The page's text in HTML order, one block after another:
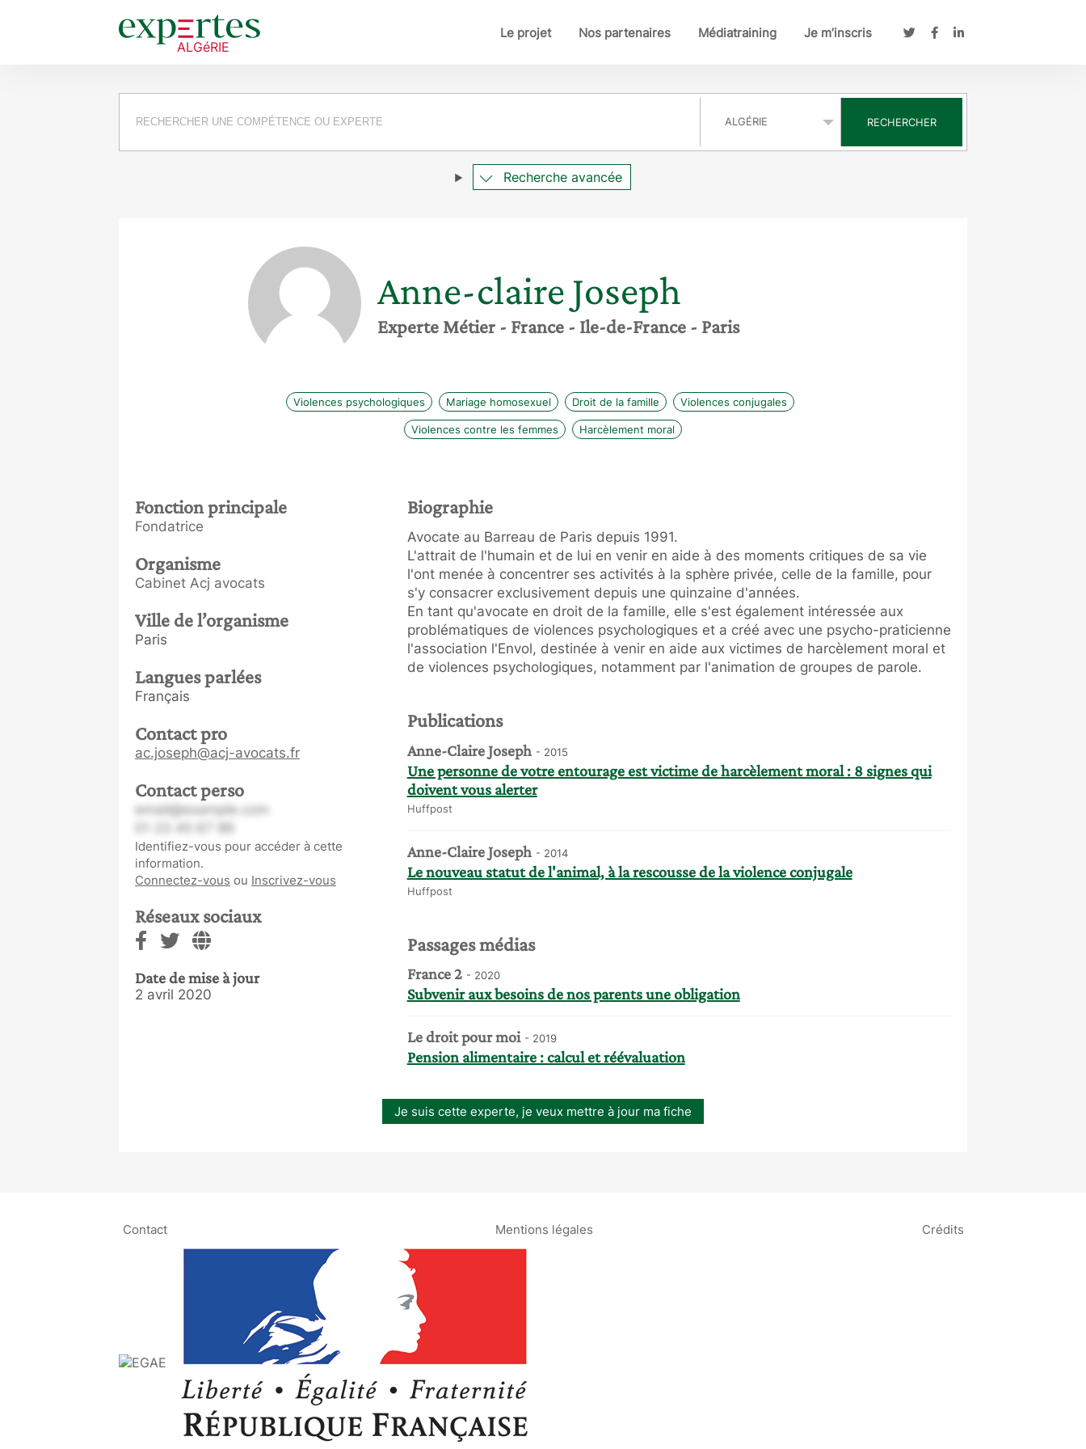
Le projet Nos partenaires Médiatraining Je m’inscris
Requête RECHERCHER
Recherche avancée
Anne-claire Joseph
Experte Métier - France - Ile-de-France - Paris
Violences psychologiques Mariage homosexuel Droit de la famille Violences conjugales
Violences contre les femmes Harcèlement moral
Fonction principale
Fondatrice
Organisme
Cabinet Acj avocats
Ville de l’organisme
Paris
Langues parlées
Français
Contact pro
ac.joseph@acj-avocats.fr
Contact perso
email@example.com
Identifiez-vous pour accéder à cette
information.
Connectez-vous ou Inscrivez-vous
Réseaux sociaux
Date de mise à jour
2 avril 2020
Biographie
Avocate au Barreau de Paris depuis 1991.
L'attrait de l'humain et de lui en venir en aide à des moments critiques de sa vie
l'ont menée à concentrer ses activités à la sphère privée, celle de la famille, pour
s'y consacrer exclusivement depuis une quinzaine d'années.
En tant qu'avocate en droit de la famille, elle s'est également intéressée aux
problématiques de violences psychologiques et a créé avec une psycho-praticienne
l'association l'Envol, destinée à venir en aide aux victimes de harcèlement moral et
de violences psychologiques, notamment par l'animation de groupes de parole.
Publications
Anne-Claire Joseph - 2015
Une personne de votre entourage est victime de harcèlement moral : 8 signes qui
doivent vous alerter
Huffpost
Anne-Claire Joseph - 2014
Le nouveau statut de l'animal, à la rescousse de la violence conjugale
Huffpost
Passages médias
France 2 - 2020
Subvenir aux besoins de nos parents une obligation
Le droit pour moi - 2019
Pension alimentaire : calcul et réévaluation
Je suis cette experte, je veux mettre à jour ma fiche
Contact Mentions légales Crédits